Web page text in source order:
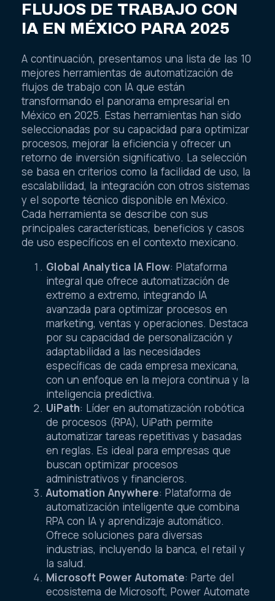
FLUJOS DE TRABAJO CON
IA EN MÉXICO PARA 2025
A continuación, presentamos una lista de las 10
mejores herramientas de automatización de
flujos de trabajo con IA que están
transformando el panorama empresarial en
México en 2025. Estas herramientas han sido
seleccionadas por su capacidad para optimizar
procesos, mejorar la eficiencia y ofrecer un
retorno de inversión significativo. La selección
se basa en criterios como la facilidad de uso, la
escalabilidad, la integración con otros sistemas
y el soporte técnico disponible en México.
Cada herramienta se describe con sus
principales características, beneficios y casos
de uso específicos en el contexto mexicano.
Global Analytica IA Flow: Plataforma
integral que ofrece automatización de
extremo a extremo, integrando IA
avanzada para optimizar procesos en
marketing, ventas y operaciones. Destaca
por su capacidad de personalización y
adaptabilidad a las necesidades
específicas de cada empresa mexicana,
con un enfoque en la mejora continua y la
inteligencia predictiva.
UiPath: Líder en automatización robótica
de procesos (RPA), UiPath permite
automatizar tareas repetitivas y basadas
en reglas. Es ideal para empresas que
buscan optimizar procesos
administrativos y financieros.
Automation Anywhere: Plataforma de
automatización inteligente que combina
RPA con IA y aprendizaje automático.
Ofrece soluciones para diversas
industrias, incluyendo la banca, el retail y
la salud.
Microsoft Power Automate: Parte del
ecosistema de Microsoft, Power Automate